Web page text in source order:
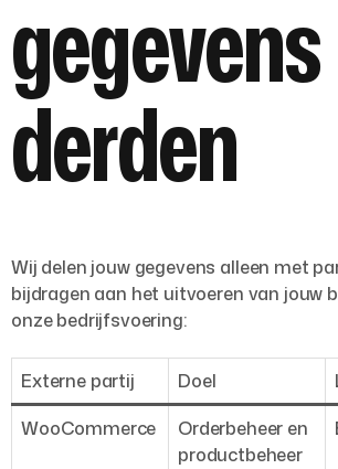
derden
Wij delen jouw gegevens alleen met
bijdragen aan het uitvoeren van jouw
onze bedrijfsvoering:
Externe partij Doel
WooCommerce
Orderbeheer en
productbeheer